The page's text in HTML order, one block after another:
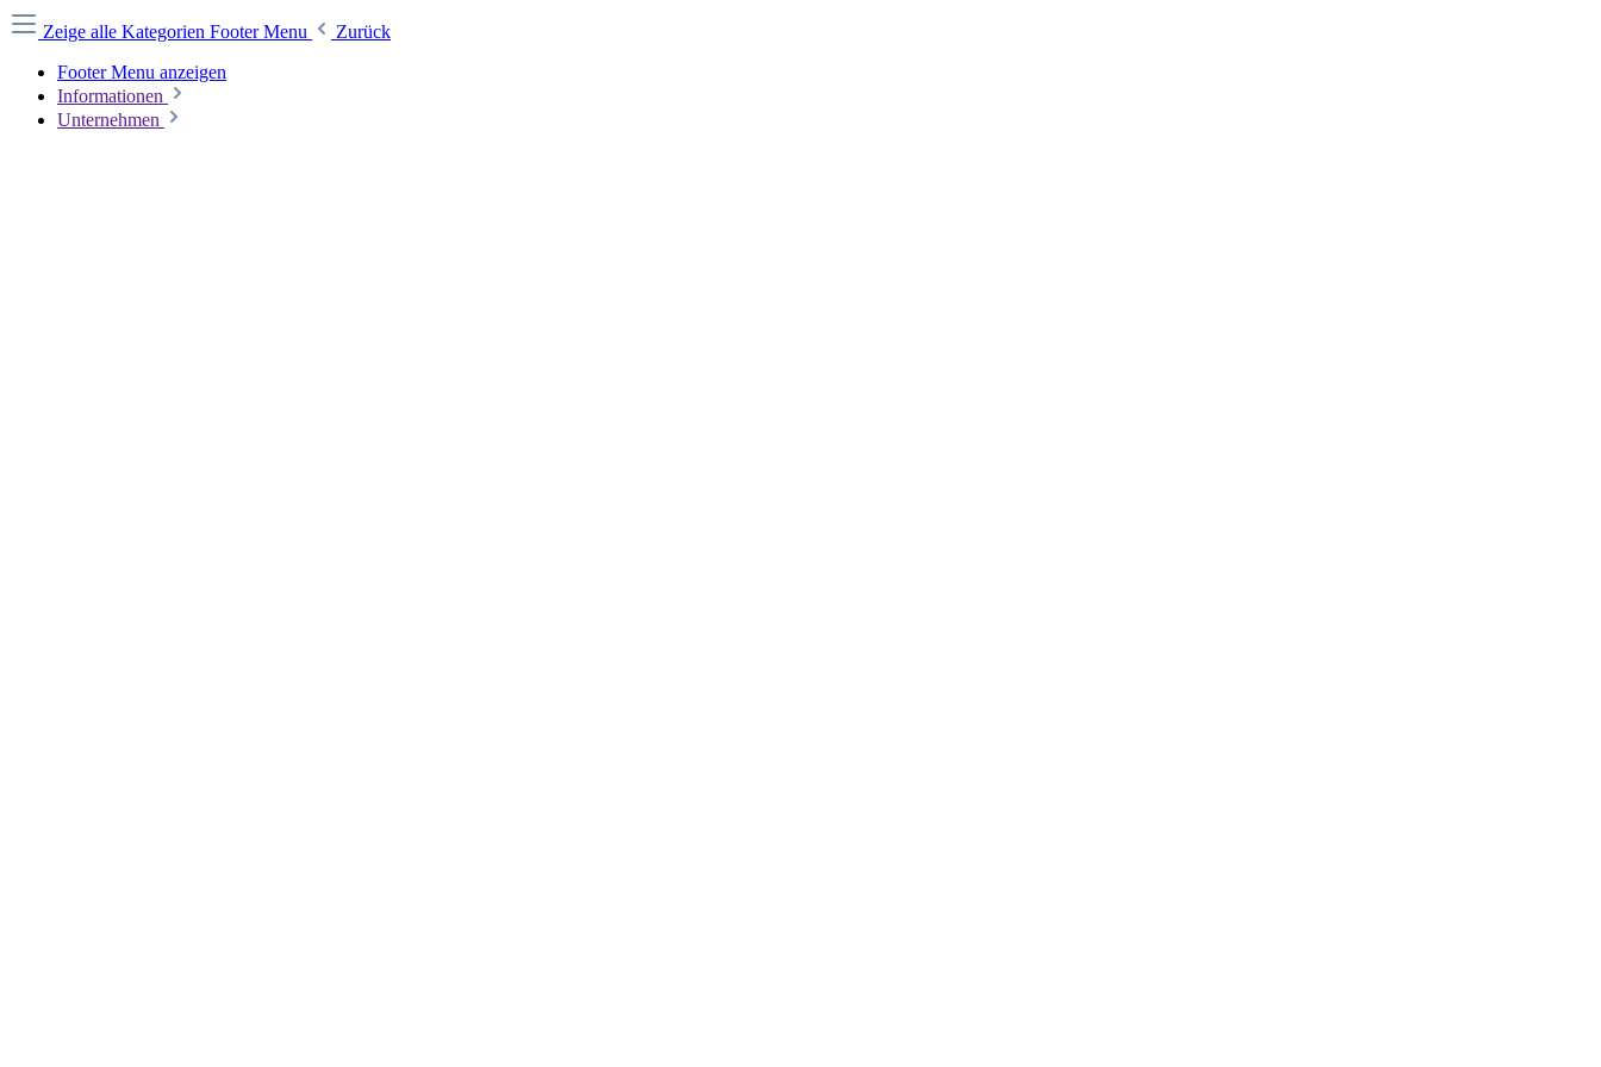
Zeige alle Kategorien Footer Menu
Zurück
Footer Menu anzeigen
Informationen
Unternehmen